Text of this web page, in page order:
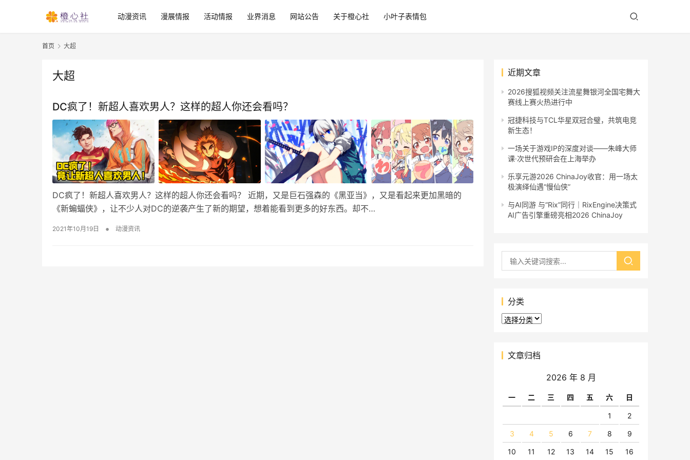
动漫资讯 漫展情报 活动情报 业界消息 网站公告 关于橙心社 小叶子表情包
首页 大超
大超
DC疯了！新超人喜欢男人？这样的超人你还会看吗？
DC疯了！新超人喜欢男人？这样的超人你还会看吗？ 近期，又是巨石强森的《黑亚当》，又是看起来更加黑暗的
《新蝙蝠侠》，让不少人对DC的逆袭产生了新的期望，想着能看到更多的好东西。却不…
2021年10月19日 • 动漫资讯
近期文章
2026搜狐视频关注流星舞银河全国宅舞大
赛线上赛火热进行中
冠捷科技与TCL华星双冠合璧，共筑电竞
新生态！
一场关于游戏IP的深度对谈——朱峰大师
课·次世代预研会在上海举办
乐享元游2026 ChinaJoy收官：用一场太
极演绎仙遇“慢仙侠”
与AI同游 与“Rix”同行｜RixEngine决策式
AI广告引擎重磅亮相2026 ChinaJoy
分类
分
文章归档
2026 年 8 月
一 二 三 四 五 六 日
1 2
3 4 5 6 7 8 9
10 11 12 13 14 15 16